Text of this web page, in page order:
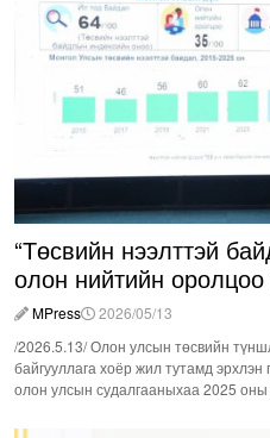
“Төсвийн нээлттэй
олон нийтийн
MPress
2026/05/13
/2026.5.13/ Олон улсын төсвийн
байгууллага хоёр жил тутамд эрхлэн
олон улсын судалгааныхаа 2025 оны